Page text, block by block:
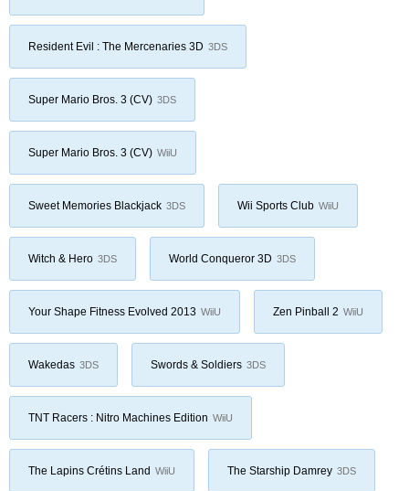
Resident Evil : The Mercenaries 3D 3DS
Super Mario Bros. 3 (CV) 3DS
Super Mario Bros. 3 (CV) WiiU
Sweet Memories Blackjack 3DS Wii Sports Club WiiU
Witch & Hero 3DS World Conqueror 3D 3DS
Your Shape Fitness Evolved 2013 WiiU Zen Pinball 2 WiiU
Wakedas 3DS Swords & Soldiers 3DS
TNT Racers : Nitro Machines Edition WiiU
The Lapins Crétins Land WiiU The Starship Damrey 3DS